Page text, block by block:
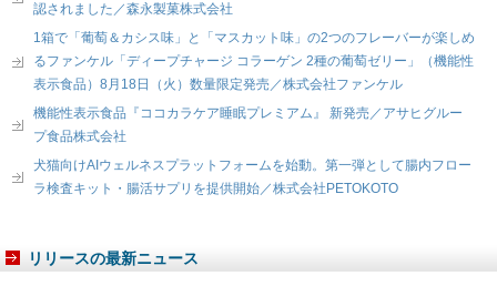
認されました／森永製菓株式会社
1箱で「葡萄＆カシス味」と「マスカット味」の2つのフレーバーが楽しめ
るファンケル「ディープチャージ コラーゲン 2種の葡萄ゼリー」（機能性
表示食品）8月18日（火）数量限定発売／株式会社ファンケル
機能性表示食品『ココカラケア睡眠プレミアム』 新発売／アサヒグルー
プ食品株式会社
犬猫向けAIウェルネスプラットフォームを始動。第一弾として腸内フロー
ラ検査キット・腸活サプリを提供開始／株式会社PETOKOTO
リリースの最新ニュース